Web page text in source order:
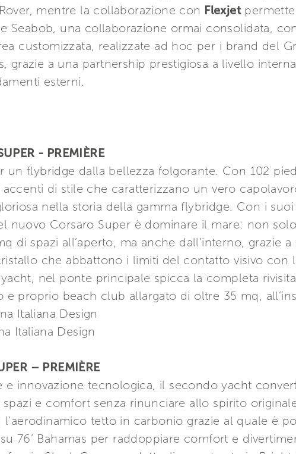
mentre la collaborazione con Flexjet
Seabob, una collaborazione ormai consolidata,
customizzata, realizzate ad hoc per i brand del
grazie a una partnership prestigiosa a livello
esterni.
- PREMIÈRE
un flybridge dalla bellezza folgorante. Con 102
accenti di stile che caratterizzano un vero
nella storia della gamma flybridge. Con i
nuovo Corsaro Super è dominare il mare: non
di spazi all’aperto, ma anche dall’interno, grazie
che abbattono i limiti del contatto visivo con
nel ponte principale spicca la completa
e proprio beach club allargato di oltre 35 mq,
Italiana Design
Italiana Design
– PREMIÈRE
e innovazione tecnologica, il secondo yacht
e comfort senza rinunciare allo spirito
tetto in carbonio grazie al quale è
76’ Bahamas per raddoppiare comfort e